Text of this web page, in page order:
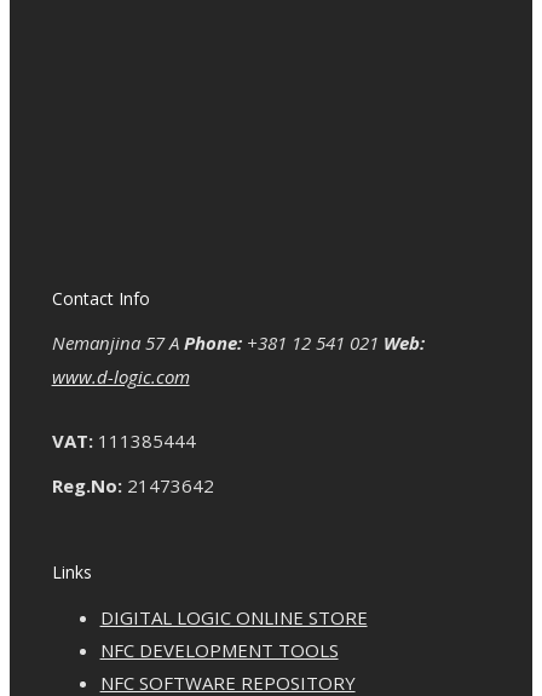
Contact Info
Nemanjina 57 A Phone:+381 12 541 021 Web:
www.d-logic.com
VAT:111385444
Reg.No:21473642
Links
DIGITAL LOGIC ONLINE STORE
NFC DEVELOPMENT TOOLS
NFC SOFTWARE REPOSITORY